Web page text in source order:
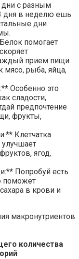
дни с разным
дня в неделю ешь
дни
помогает
прием пищи
мясо, рыба, яйца,
Особенно это
сладости,
предпочтение
фрукты,
Клетчатка
ягод,
Попробуй есть
поможет
в крови и
макронутриентов
количества